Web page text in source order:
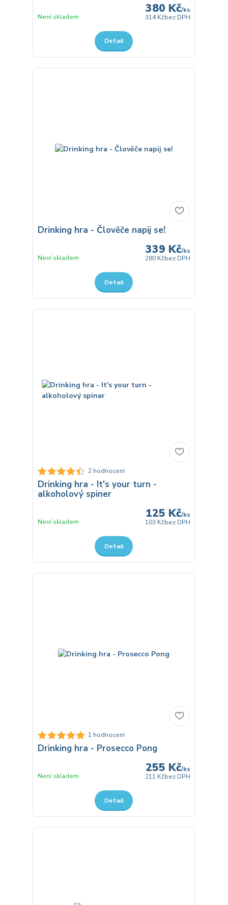
380 Kč/ks
314 Kčbez DPH
Není skladem
Detail
Drinking hra - Člověče napij se!
339 Kč/ks
280 Kčbez DPH
Není skladem
Detail
2 hodnocení
Drinking hra - It's your turn -
alkoholový spiner
125 Kč/ks
103 Kčbez DPH
Není skladem
Detail
1 hodnocení
Drinking hra - Prosecco Pong
255 Kč/ks
211 Kčbez DPH
Není skladem
Detail